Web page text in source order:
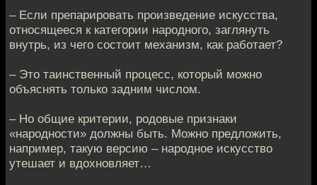
– Если препарировать произведение искусства,
относящееся к категории народного, заглянуть
внутрь, из чего состоит механизм, как работает?
– Это таинственный процесс, который можно
объяснять только задним числом.
– Но общие критерии, родовые признаки
«народности» должны быть. Можно предложить,
например, такую версию – народное искусство
утешает и вдохновляет…